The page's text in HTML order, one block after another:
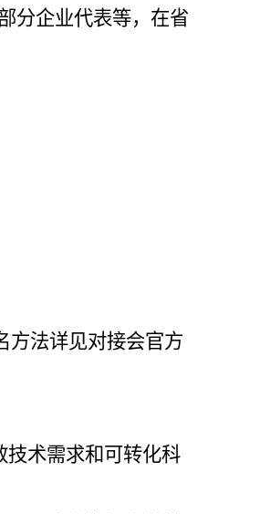
分企业代表等，在省
方法详见对接会官方
技术需求和可转化科